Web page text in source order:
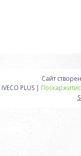
Сайт
IVECO PLUS |